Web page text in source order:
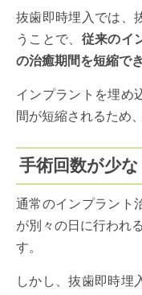
抜歯即時埋入では、
うことで、 従来のイ
の治癒期間を短縮で
インプラントを埋め
間が短縮されるため
手術回数が少
通常のインプラント
が別々の日に行われ
す。
しかし、抜歯即時埋